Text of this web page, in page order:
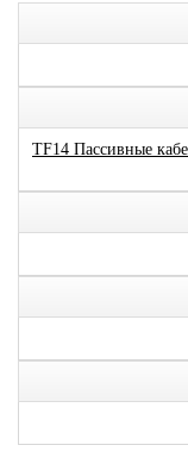
TF14 Пассивные